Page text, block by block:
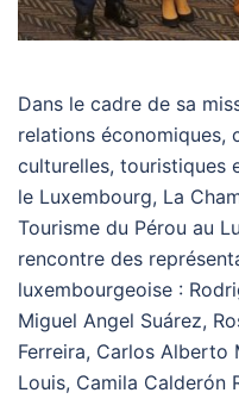
Dans le cadre de sa
relations économiques,
culturelles, touristiques
le Luxembourg, La
Tourisme du Pérou au
rencontre des
luxembourgeoise :
Miguel Angel Suárez,
Ferreira, Carlos Alberto
Louis, Camila Calderón